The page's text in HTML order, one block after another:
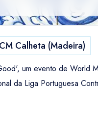
CM Calheta (Madeira)
um evento de World
da Liga Portuguesa